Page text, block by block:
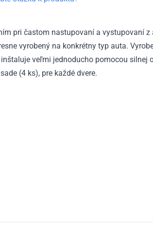
2014
2016
pri častom nastupovaní a vystupovaní z
vyrobený na konkrétny typ auta.
veľmi jednoducho pomocou silnej
(4 ks), pre každé dvere.